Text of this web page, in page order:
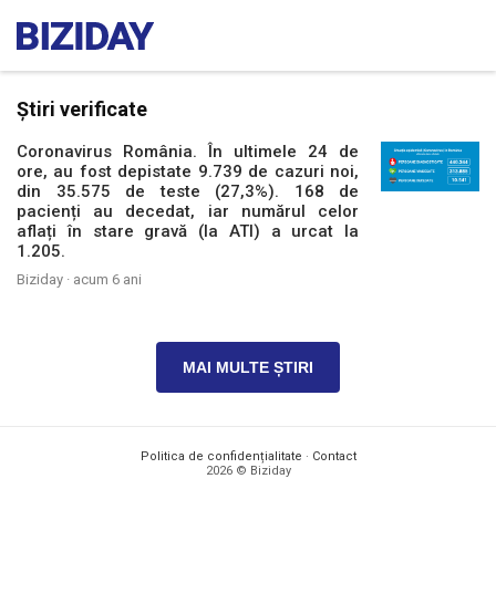
Știri verificate
Coronavirus România. În ultimele 24 de
ore, au fost depistate 9.739 de cazuri noi,
din 35.575 de teste (27,3%). 168 de
pacienți au decedat, iar numărul celor
aflați în stare gravă (la ATI) a urcat la
1.205.
Biziday · acum 6 ani
MAI MULTE ȘTIRI
Politica de confidențialitate · Contact
2026 © Biziday